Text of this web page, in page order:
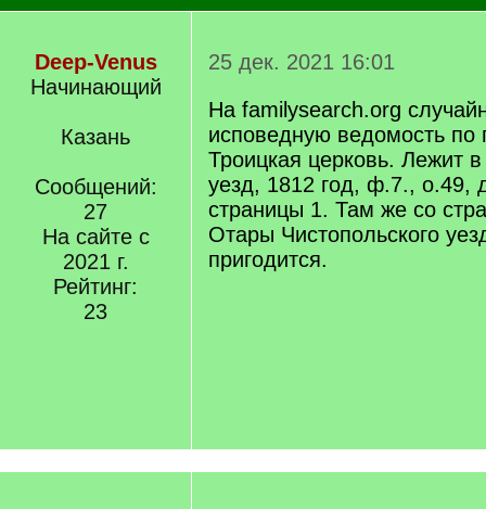
Deep-Venus
Начинающий
Казань
Сообщений:
27
На сайте с
2021 г.
Рейтинг:
23
25 дек. 2021 16:01
На familysearch.org
исповедную ведомость
Троицкая церковь. Лежит
уезд, 1812 год, ф.7., о.49,
страницы 1. Там же со
Отары Чистопольского
пригодится.